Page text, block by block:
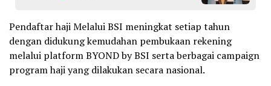
Pendaftar haji Melalui BSI meningkat setiap tahun
dengan didukung kemudahan pembukaan rekening
melalui platform BYOND by BSI serta berbagai campaign
program haji yang dilakukan secara nasional.